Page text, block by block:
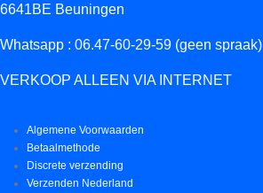
6641BE Beuningen
Whatsapp : 06.47-60-29-59 (geen spraak)
VERKOOP ALLEEN VIA INTERNET
Algemene Voorwaarden
Betaalmethode
Discrete verzending
Verzenden Nederland